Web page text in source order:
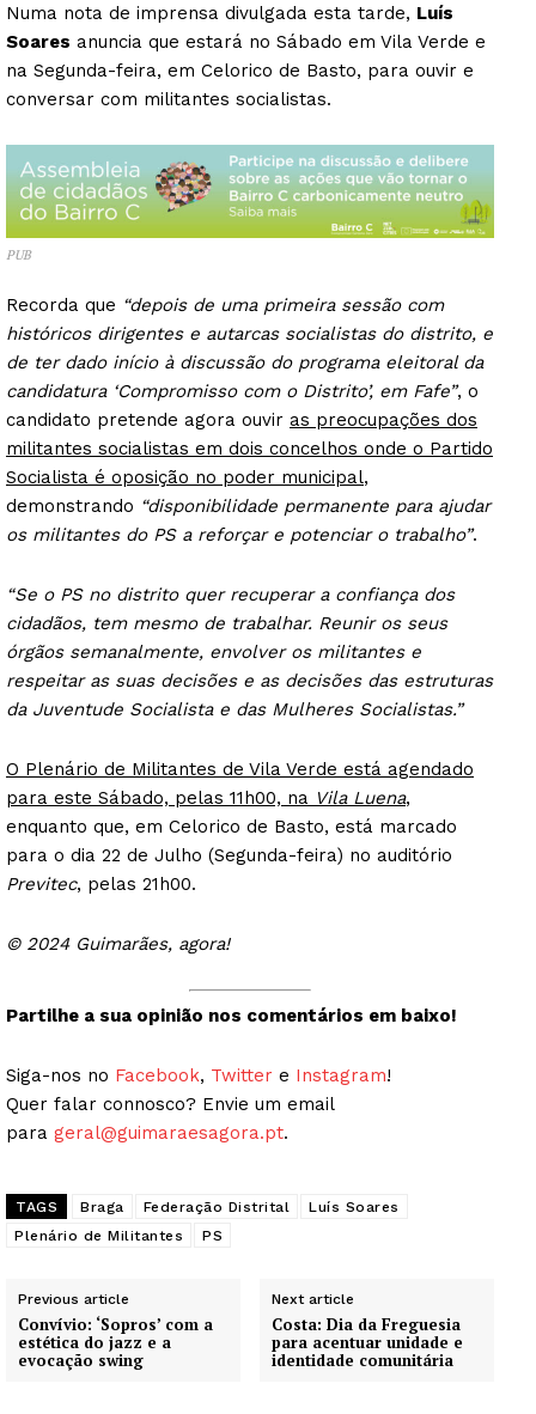
Numa nota de imprensa divulgada esta tarde, Luís
Soares anuncia que estará no Sábado em Vila Verde e
na Segunda-feira, em Celorico de Basto, para ouvir e
conversar com militantes socialistas.
PUB
Recorda que “depois de uma primeira sessão com
históricos dirigentes e autarcas socialistas do distrito, e
de ter dado início à discussão do programa eleitoral da
candidatura ‘Compromisso com o Distrito’, em Fafe”, o
candidato pretende agora ouvir as preocupações dos
militantes socialistas em dois concelhos onde o Partido
Socialista é oposição no poder municipal,
demonstrando “disponibilidade permanente para ajudar
os militantes do PS a reforçar e potenciar o trabalho”.
“Se o PS no distrito quer recuperar a confiança dos
cidadãos, tem mesmo de trabalhar. Reunir os seus
órgãos semanalmente, envolver os militantes e
respeitar as suas decisões e as decisões das estruturas
da Juventude Socialista e das Mulheres Socialistas.”
O Plenário de Militantes de Vila Verde está agendado
para este Sábado, pelas 11h00, na Vila Luena,
enquanto que, em Celorico de Basto, está marcado
para o dia 22 de Julho (Segunda-feira) no auditório
Previtec, pelas 21h00.
© 2024 Guimarães, agora!
Partilhe a sua opinião nos comentários em baixo!
Siga-nos no Facebook, Twitter e Instagram!
Quer falar connosco? Envie um email
para geral@guimaraesagora.pt.
TAGS Braga Federação Distrital
Luís Soares
Plenário de Militantes
PS
Previous article
Convívio: ‘Sopros’ com a
estética do jazz e a
evocação swing
Next article
Costa: Dia da Freguesia
para acentuar unidade e
identidade comunitária